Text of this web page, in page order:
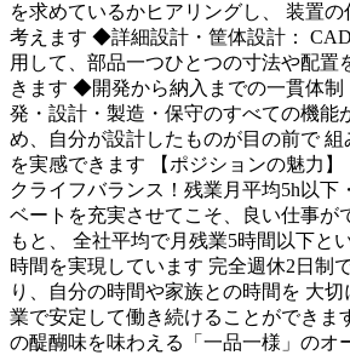
を求めているかヒアリングし、 装置
考えます ◆詳細設計・筐体設計：
用して、部品一つひとつの寸法や配置
きます ◆開発から納入までの一貫体制
発・設計・製造・保守のすべての機能
め、自分が設計したものが目の前で
を実感できます 【ポジションの魅力
クライフバランス！残業月平均5h以下
ベートを充実させてこそ、良い仕事が
もと、 全社平均で月残業5時間以下と
時間を実現しています 完全週休2日制
り、自分の時間や家族との時間を 大
業で安定して働き続けることができま
の醍醐味を味わえる「一品一様」のオ